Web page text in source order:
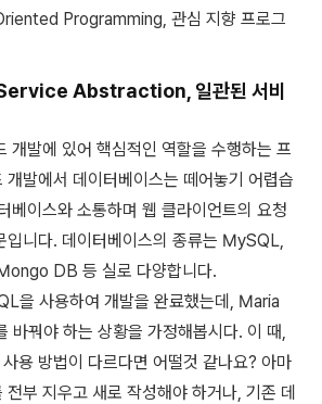
Programming, 관심 지향 프로그
Abstraction, 일관된 서비
개발에 있어 핵심적인 역할을 수행하는 프
개발에서 데이터베이스는 떼어놓기 어렵습
베이스와 소통하며 웹 클라이언트의 요청
입니다. 데이터베이스의 종류는 MySQL,
DB 등 실로 다양합니다.
을 사용하여 개발을 완료했는데, Maria
바꿔야 하는 상황을 가정해봅시다. 이 때,
용 방법이 다르다면 어떨것 같나요? 아마
부 지우고 새로 작성해야 하거나, 기존 데